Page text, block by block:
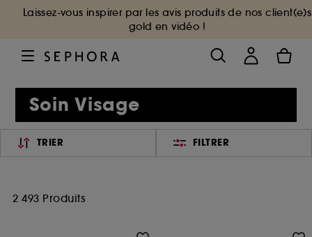
Laissez-vous inspirer par les avis produits de nos client(e)s
gold en vidéo !
Soin Visage
TRIER FILTRER
2 493 Produits